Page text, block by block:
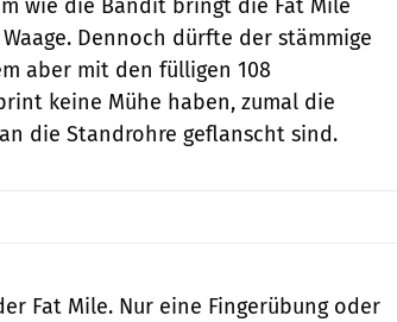
wie die Bandit bringt die Fat ­Mile
Dennoch dürfte der stämmige
aber mit den fülligen 108
keine Mühe haben, zumal die
die Standrohre geflanscht sind.
Fat Mile. Nur eine Fingerübung oder